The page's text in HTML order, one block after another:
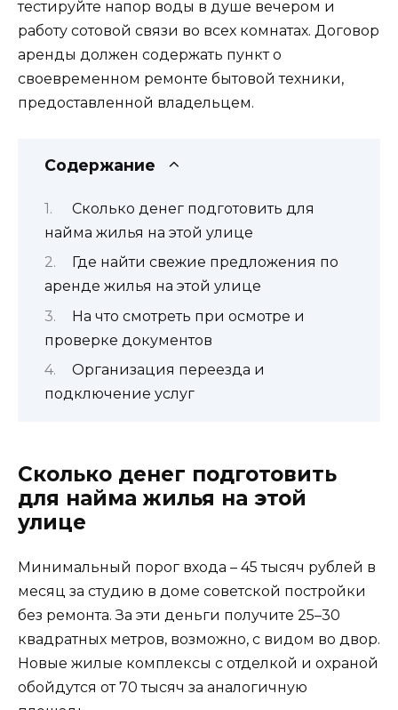
тестируйте напор воды в душе вечером и
работу сотовой связи во всех комнатах. Договор
аренды должен содержать пункт о
своевременном ремонте бытовой техники,
предоставленной владельцем.
Содержание
Сколько денег подготовить для
найма жилья на этой улице
Где найти свежие предложения по
аренде жилья на этой улице
На что смотреть при осмотре и
проверке документов
Организация переезда и
подключение услуг
Сколько денег подготовить
для найма жилья на этой
улице
Минимальный порог входа – 45 тысяч рублей в
месяц за студию в доме советской постройки
без ремонта. За эти деньги получите 25–30
квадратных метров, возможно, с видом во двор.
Новые жилые комплексы с отделкой и охраной
обойдутся от 70 тысяч за аналогичную